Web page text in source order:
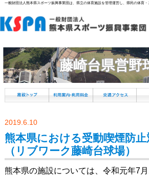
一般財団法人熊本県スポーツ振興事業団は、県立の体育施設を管理運営し、県民の体育
藤崎台県営野
2019.6.10
熊本県における受動喫煙防
（リブワーク藤崎台球場）
熊本県の施設については、令和元年7